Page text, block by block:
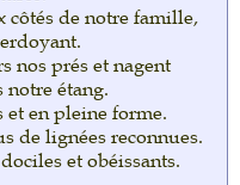
côtés de notre famille,
nos prés et nagent
étang.
et en pleine forme.
de lignées reconnues.
et obéissants.